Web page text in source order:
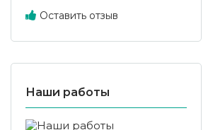
Оставить отзыв
Наши работы